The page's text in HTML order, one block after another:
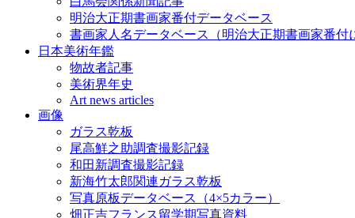
明治大正期書画家番付データベース
書画家人名データベース（明治大正期書画家番付
日本美術年鑑
物故者記事
美術界年史
Art news articles
画像
ガラス乾板
尾高鮮之助調査撮影記録
和田新調査撮影記録
新海竹太郎関連ガラス乾板
写真原板データベース（4×5カラー）
畑正吉フランス留学期写真資料